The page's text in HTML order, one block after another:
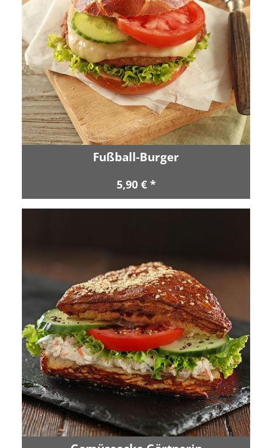
Fußball-Burger
5,90 € *